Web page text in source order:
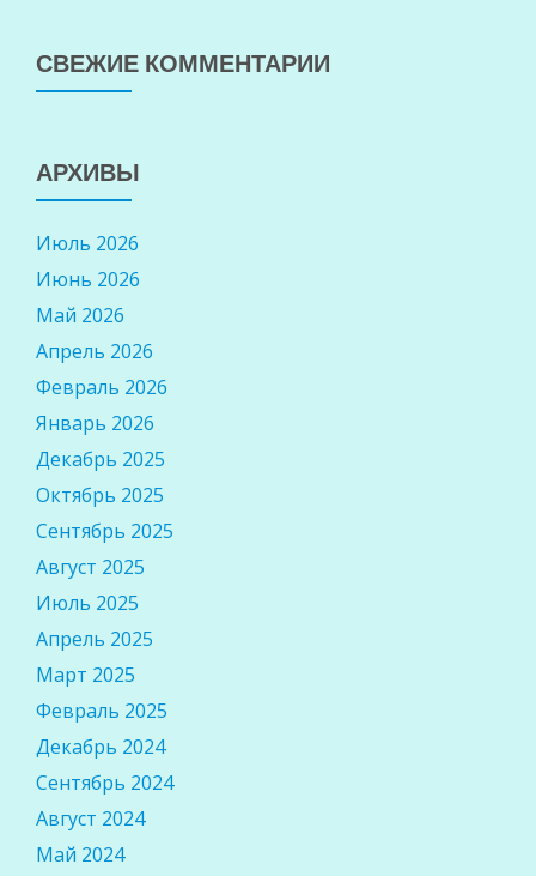
СВЕЖИЕ КОММЕНТАРИИ
АРХИВЫ
Июль 2026
Июнь 2026
Май 2026
Апрель 2026
Февраль 2026
Январь 2026
Декабрь 2025
Октябрь 2025
Сентябрь 2025
Август 2025
Июль 2025
Апрель 2025
Март 2025
Февраль 2025
Декабрь 2024
Сентябрь 2024
Август 2024
Май 2024